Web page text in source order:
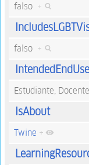
falso +
falso +
Estudiante, Docente
IsAbout
Twine +